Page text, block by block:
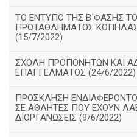
ΤΟ ΕΝΤΥΠΟ ΤΗΣ Β΄ΦΑΣΗΣ
ΠΡΩΤΑΘΛΗΜΑΤΟΣ
(15/7/2022)
ΣΧΟΛΗ ΠΡΟΠΟΝΗΤΩΝ ΚΑΙ
ΕΠΑΓΓΕΛΜΑΤΟΣ (24/6/2022)
ΠΡΟΣΚΛΗΣΗ
ΣΕ ΑΘΛΗΤΕΣ ΠΟΥ ΕΧΟΥΝ
ΔΙΟΡΓΑΝΩΣΕΙΣ (9/6/2022)